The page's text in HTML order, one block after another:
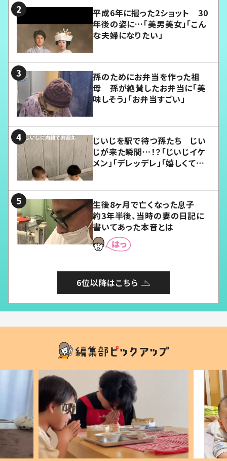
平成6年に撮った2ショット 30
年後の姿に…「美男美女」「こん
な夫婦になりたい」
孫のためにお弁当を作った祖
母 孫が絶賛したお弁当に「美
味しそう」「お弁当すごい」
じいじを駅で待つ孫たち じい
じが来た瞬間…！？「じいじイケ
メン」「デレッデレ」「嬉しくて可
生後8ヶ月で亡くなった息子
約3年半後、当時の妻の日記に
書いてあった本音とは
6位以降はこちら